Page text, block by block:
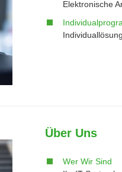
Elektronische
Über Uns
Wer Wir Sind